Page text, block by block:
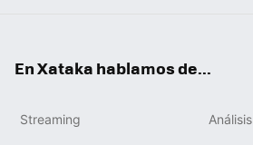
En Xataka hablamos de...
Streaming Análisis